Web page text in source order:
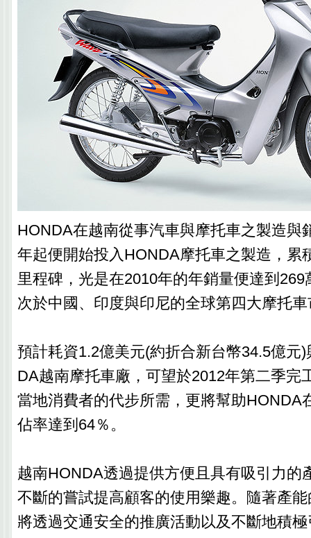
HONDA在越南從事汽車與摩托車之製造與
年起便開始投入HONDA摩托車之製造，累
里程碑，光是在2010年的年銷量便達到
次於中國、印度與印尼的全球第四大摩托
預計耗資1.2億美元(約折合新台幣34.5億元
DA越南摩托車廠，可望於2012年第二季完
當地消費者的代步所需，更將幫助HONDA
佔率達到64％。
越南HONDA透過提供方便且具有吸引力的
不斷的嘗試提高顧客的使用樂趣。隨著產
將透過交通安全的推廣活動以及不斷地積